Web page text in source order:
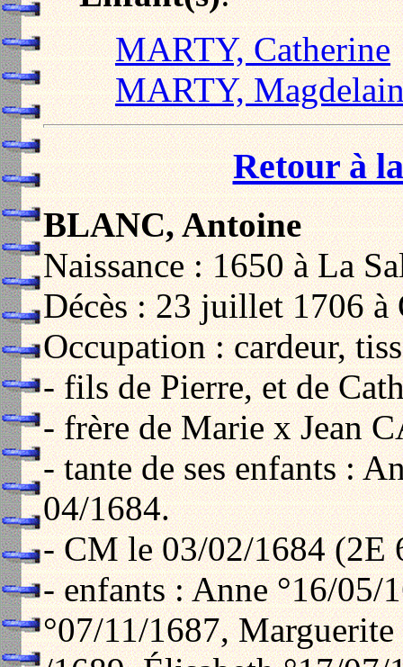
MARTY, Catherine
MARTY,
Retour à
BLANC, Antoine
Naissance : 1650 à La
Décès : 23 juillet 1706 à
Occupation : cardeur,
- fils de Pierre, et de
- frère de Marie x Jean
- tante de ses enfants :
04/1684.
- CM le 03/02/1684 (2E
- enfants : Anne °16/05/
°07/11/1687, Marguerite